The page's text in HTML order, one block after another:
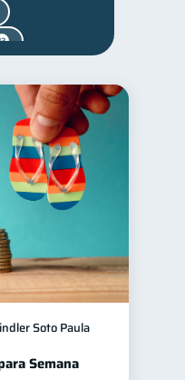
1
20
Soto Paula
Semana